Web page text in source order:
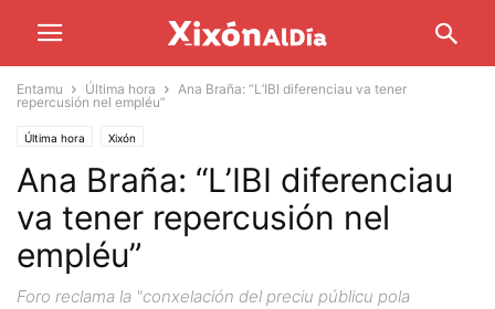
Entamu Última hora
Ana Braña: “L’IBI diferenciau va tener
repercusión nel empléu”
Última hora Xixón
Ana Braña: “L’IBI diferenciau
va tener repercusión nel
empléu”
Foro reclama la "conxelación del preciu públicu pola